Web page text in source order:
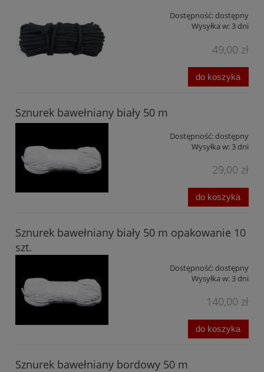
Dostępność: dostępny
Wysyłka w: 3 dni
49,00 zł
do koszyka
Sznurek bawełniany biały 50 m
Dostępność: dostępny
Wysyłka w: 3 dni
29,00 zł
do koszyka
Sznurek bawełniany biały 50 m opakowanie 10
szt.
Dostępność: dostępny
Wysyłka w: 3 dni
140,00 zł
do koszyka
Sznurek bawełniany bordowy 50 m